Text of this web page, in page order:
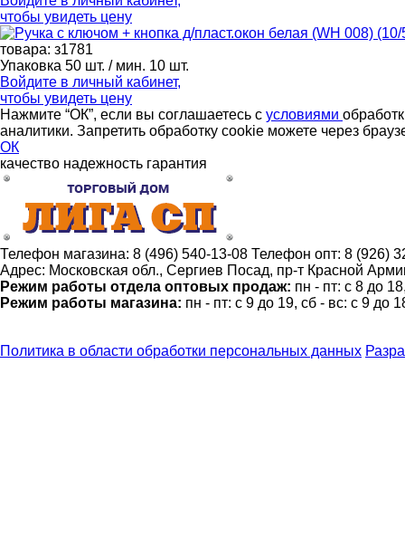
чтобы увидеть цену
товара: з1781
Упаковка 50 шт. / мин. 10 шт.
Войдите в личный кабинет,
чтобы увидеть цену
Нажмите “ОК”, если вы соглашаетесь с условиями
аналитики. Запретить обработку cookie можете через
ОК
качество надежность гарантия
Телефон магазина: 8 (496) 540-13-08 Телефон опт: 8 (926)
Адрес: Московская обл., Сергиев Посад, пр-т Красной
Режим работы отдела оптовых продаж: пн - пт: с 8 до
Режим работы магазина: пн - пт: с 9 до 19, сб - вс: с 9 до
Политика в области обработки персональных данных